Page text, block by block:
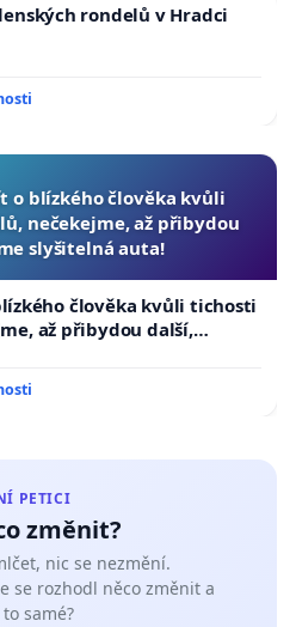
rondelů v Hradci
o blízkého člověka kvůli
nečekejme, až přibydou
slyšitelná auta!
člověka kvůli tichosti
až přibydou další,
PETICI
změnit?
nic se nezmění.
se rozhodl něco změnit a
samé?